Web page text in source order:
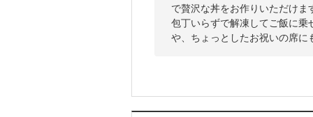
で贅沢な丼をお作りいただけ
包丁いらずで解凍してご飯に
や、ちょっとしたお祝いの席に